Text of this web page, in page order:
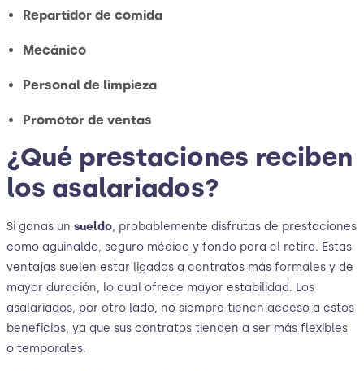
Repartidor de comida
Mecánico
Personal de limpieza
Promotor de ventas
¿Qué prestaciones reciben
los asalariados?
Si ganas un sueldo, probablemente disfrutas de prestaciones
como aguinaldo, seguro médico y fondo para el retiro. Estas
ventajas suelen estar ligadas a contratos más formales y de
mayor duración, lo cual ofrece mayor estabilidad. Los
asalariados, por otro lado, no siempre tienen acceso a estos
beneficios, ya que sus contratos tienden a ser más flexibles
o temporales.